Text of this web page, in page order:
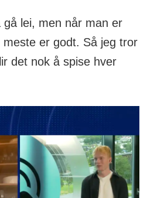
lei, men når man er
er godt. Så jeg tror
det nok å spise hver